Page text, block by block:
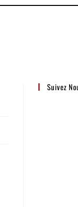
Suivez